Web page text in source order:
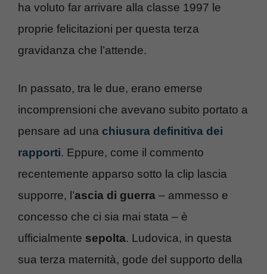
ha voluto far arrivare alla classe 1997 le
proprie felicitazioni per questa terza
gravidanza che l’attende.
In passato, tra le due, erano emerse
incomprensioni che avevano subito portato a
pensare ad una chiusura definitiva dei
rapporti. Eppure, come il commento
recentemente apparso sotto la clip lascia
supporre, l’ascia di guerra – ammesso e
concesso che ci sia mai stata – è
ufficialmente sepolta. Ludovica, in questa
sua terza maternità, gode del supporto della